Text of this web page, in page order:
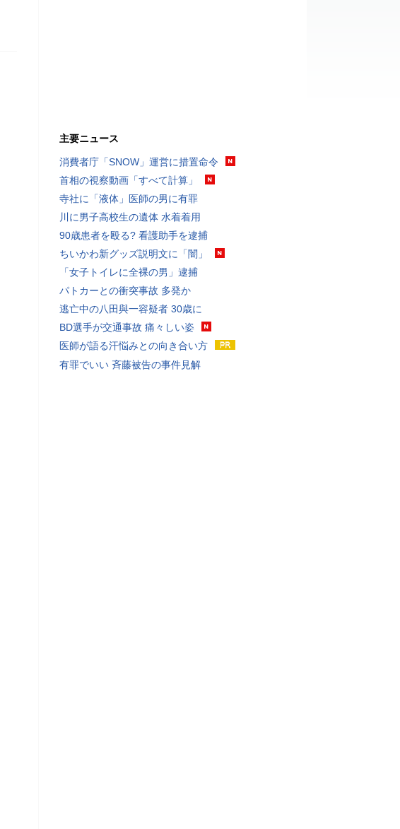
主要ニュース
消費者庁「SNOW」運営に措置命令
首相の視察動画「すべて計算」
寺社に「液体」医師の男に有罪
川に男子高校生の遺体 水着着用
90歳患者を殴る? 看護助手を逮捕
ちいかわ新グッズ説明文に「闇」
「女子トイレに全裸の男」逮捕
パトカーとの衝突事故 多発か
逃亡中の八田與一容疑者 30歳に
BD選手が交通事故 痛々しい姿
医師が語る汗悩みとの向き合い方
有罪でいい 斉藤被告の事件見解